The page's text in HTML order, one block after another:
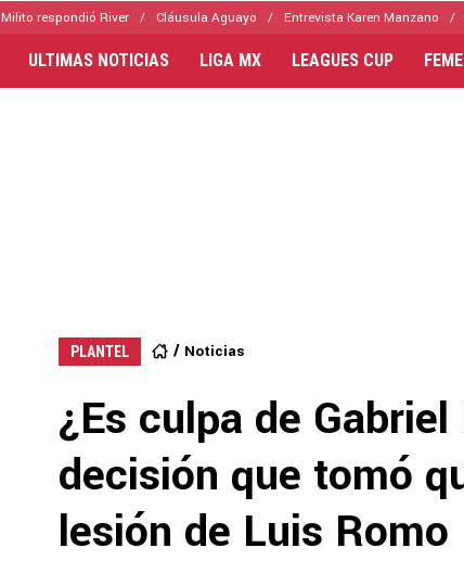
Milito respondió River Cláusula Aguayo Entrevista Karen Manzano
ULTIMAS NOTICIAS LIGA MX LEAGUES CUP
PLANTEL Noticias
¿Es culpa de
decisión que tomó
lesión de Luis Romo